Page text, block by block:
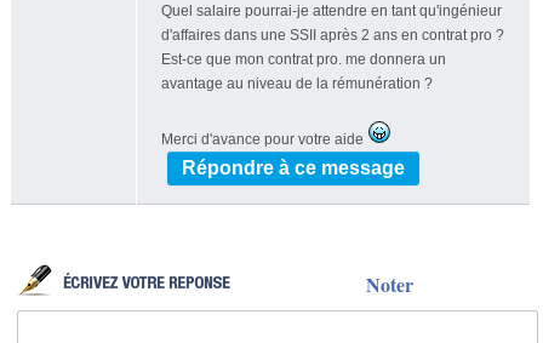
Quel salaire pourrai-je attendre en tant qu'ingénieur
d'affaires dans une SSII après 2 ans en contrat pro ?
Est-ce que mon contrat pro. me donnera un
avantage au niveau de la rémunération ?
Merci d'avance pour votre aide
Répondre à ce message
Noter